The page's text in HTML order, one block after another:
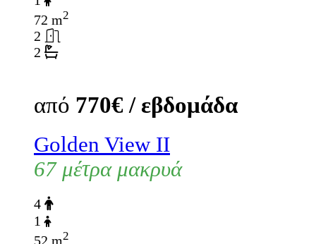
72 m2
2
2
από 770€ / εβδομάδα
Golden View II
67 μέτρα μακρυά
4
1
52 m2